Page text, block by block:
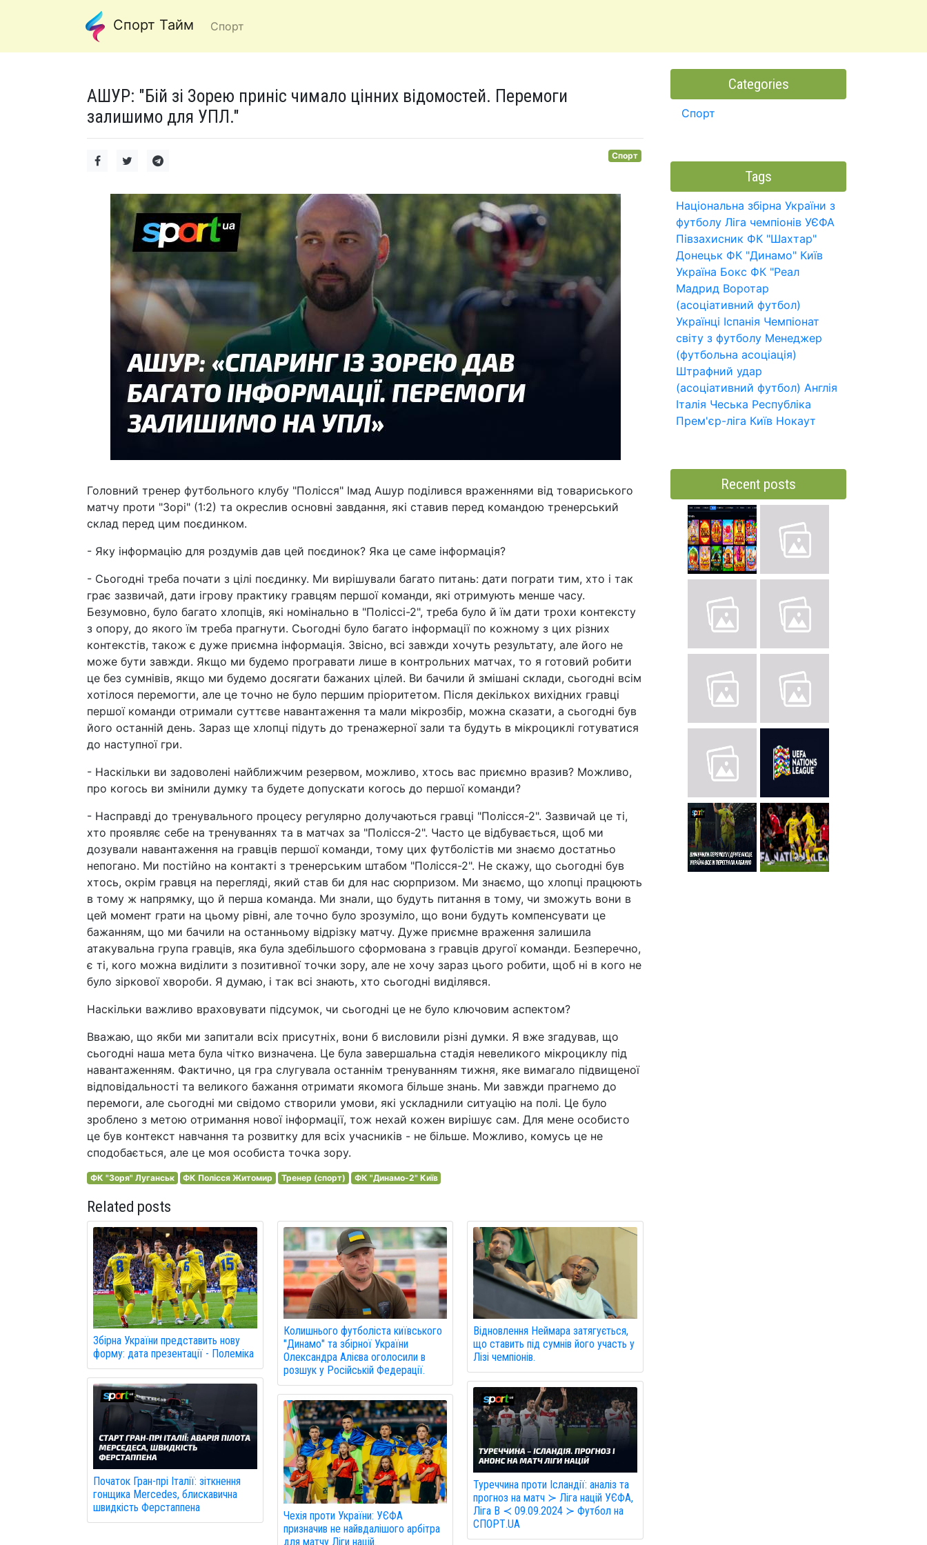
Спорт Тайм Спорт
АШУР: "Бій зі Зорею приніс чимало цінних відомостей. Перемоги
залишимо для УПЛ."
Спорт
Головний тренер футбольного клубу "Полісся" Імад Ашур поділився враженнями від товариського
матчу проти "Зорі" (1:2) та окреслив основні завдання, які ставив перед командою тренерський
склад перед цим поєдинком.
- Яку інформацію для роздумів дав цей поєдинок? Яка це саме інформація?
- Сьогодні треба почати з цілі поєдинку. Ми вирішували багато питань: дати пограти тим, хто і так
грає зазвичай, дати ігрову практику гравцям першої команди, які отримують менше часу.
Безумовно, було багато хлопців, які номінально в "Поліссі-2", треба було й їм дати трохи контексту
з опору, до якого їм треба прагнути. Сьогодні було багато інформації по кожному з цих різних
контекстів, також є дуже приємна інформація. Звісно, всі завжди хочуть результату, але його не
може бути завжди. Якщо ми будемо програвати лише в контрольних матчах, то я готовий робити
це без сумнівів, якщо ми будемо досягати бажаних цілей. Ви бачили й змішані склади, сьогодні всім
хотілося перемогти, але це точно не було першим пріоритетом. Після декількох вихідних гравці
першої команди отримали суттєве навантаження та мали мікрозбір, можна сказати, а сьогодні був
його останній день. Зараз ще хлопці підуть до тренажерної зали та будуть в мікроциклі готуватися
до наступної гри.
- Наскільки ви задоволені найближчим резервом, можливо, хтось вас приємно вразив? Можливо,
про когось ви змінили думку та будете допускати когось до першої команди?
- Насправді до тренувального процесу регулярно долучаються гравці "Полісся-2". Зазвичай це ті,
хто проявляє себе на тренуваннях та в матчах за "Полісся-2". Часто це відбувається, щоб ми
дозували навантаження на гравців першої команди, тому цих футболістів ми знаємо достатньо
непогано. Ми постійно на контакті з тренерським штабом "Полісся-2". Не скажу, що сьогодні був
хтось, окрім гравця на перегляді, який став би для нас сюрпризом. Ми знаємо, що хлопці працюють
в тому ж напрямку, що й перша команда. Ми знали, що будуть питання в тому, чи зможуть вони в
цей момент грати на цьому рівні, але точно було зрозуміло, що вони будуть компенсувати це
бажанням, що ми бачили на останньому відрізку матчу. Дуже приємне враження залишила
атакувальна група гравців, яка була здебільшого сформована з гравців другої команди. Безперечно,
є ті, кого можна виділити з позитивної точки зору, але не хочу зараз цього робити, щоб ні в кого не
було зіркової хвороби. Я думаю, і так всі знають, хто сьогодні виділявся.
Наскільки важливо враховувати підсумок, чи сьогодні це не було ключовим аспектом?
Вважаю, що якби ми запитали всіх присутніх, вони б висловили різні думки. Я вже згадував, що
сьогодні наша мета була чітко визначена. Це була завершальна стадія невеликого мікроциклу під
навантаженням. Фактично, ця гра слугувала останнім тренуванням тижня, яке вимагало підвищеної
відповідальності та великого бажання отримати якомога більше знань. Ми завжди прагнемо до
перемоги, але сьогодні ми свідомо створили умови, які ускладнили ситуацію на полі. Це було
зроблено з метою отримання нової інформації, тож нехай кожен вирішує сам. Для мене особисто
це був контекст навчання та розвитку для всіх учасників - не більше. Можливо, комусь це не
сподобається, але це моя особиста точка зору.
ФК "Зоря" Луганськ ФК Полісся Житомир Тренер (спорт) ФК "Динамо-2" Київ
Related posts
Збірна України представить нову
форму: дата презентації - Полеміка
Початок Гран-прі Італії: зіткнення
гонщика Mercedes, блискавична
швидкість Ферстаппена
Колишнього футболіста київського
"Динамо" та збірної України
Олександра Алієва оголосили в
розшук у Російській Федерації.
Чехія проти України: УЄФА
призначив не найвдалішого арбітра
для матчу Ліги націй.
Відновлення Неймара затягується,
що ставить під сумнів його участь у
Лізі чемпіонів.
Туреччина проти Ісландії: аналіз та
прогноз на матч ≻ Ліга націй УЄФА,
Ліга B ≺ 09.09.2024 ≻ Футбол на
СПОРТ.UA
Categories
Спорт
Tags
Національна збірна України з
футболу Ліга чемпіонів УЄФА
Півзахисник ФК "Шахтар"
Донецьк ФК "Динамо" Київ
Україна Бокс ФК "Реал
Мадрид Воротар
(асоціативний футбол)
Українці Іспанія Чемпіонат
світу з футболу Менеджер
(футбольна асоціація)
Штрафний удар
(асоціативний футбол) Англія
Італія Чеська Республіка
Прем'єр-ліга Київ Нокаут
Recent posts